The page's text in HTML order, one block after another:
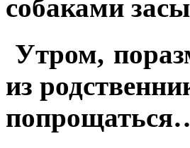
собаками
Утром,
из